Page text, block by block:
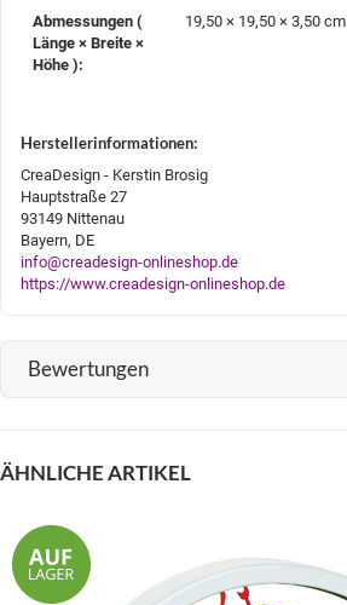
Abmessungen (
Länge × Breite ×
Höhe )‍:
19,50 × 19,50 × 3,50 cm
Herstellerinformationen:
CreaDesign - Kerstin Brosig
Hauptstraße 27
93149 Nittenau
Bayern, DE
info@creadesign-onlineshop.de
https://www.creadesign-onlineshop.de
Bewertungen
ÄHNLICHE ARTIKEL